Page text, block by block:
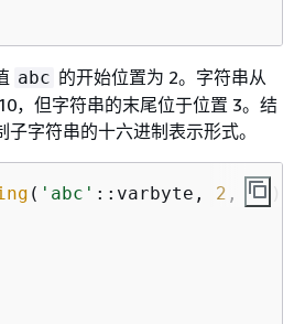
abc 的开始位置为 2。字符串从
，但字符串的末尾位于位置 3。结
字符串的十六进制表示形式。
( 'abc' ::varbyte, 2 , 10